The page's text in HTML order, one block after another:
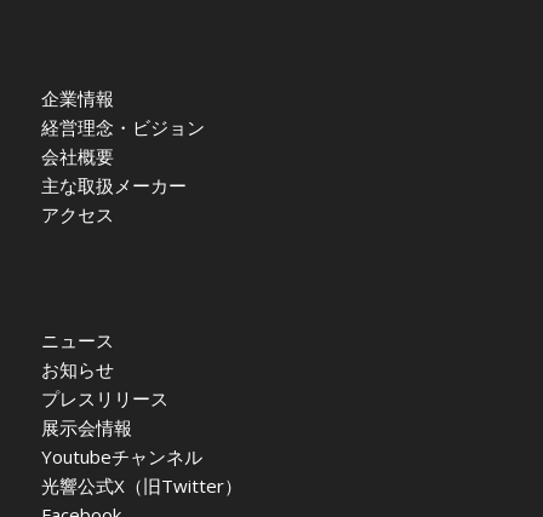
企業情報
経営理念・ビジョン
会社概要
主な取扱メーカー
アクセス
ニュース
お知らせ
プレスリリース
展示会情報
Youtubeチャンネル
光響公式X（旧Twitter）